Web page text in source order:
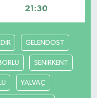
21:30
GELENDOST
SENİRKENT
YALVAÇ